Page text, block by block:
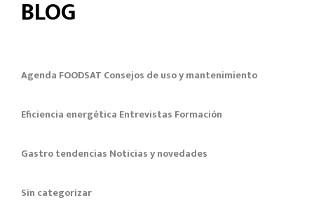
BLOG
Agenda FOODSAT Consejos de uso y mantenimiento
Eficiencia energética Entrevistas Formación
Gastro tendencias Noticias y novedades
Sin categorizar